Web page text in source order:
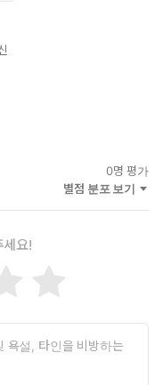
뇌를 100% 사용한다’.
가장 먼저 따져 볼 것이
아침에는 정신을 똑바
자. 반대로 아침형 인간
수 있도록 비워 두자.
라도 창의성을 발휘할
안을 도출하고, 동료를
면 계약서에서 허술한
에 어디로 갈지, 아니면
지를 생각할 때도 창의
0명 평가
별점 분포 보기
세요!